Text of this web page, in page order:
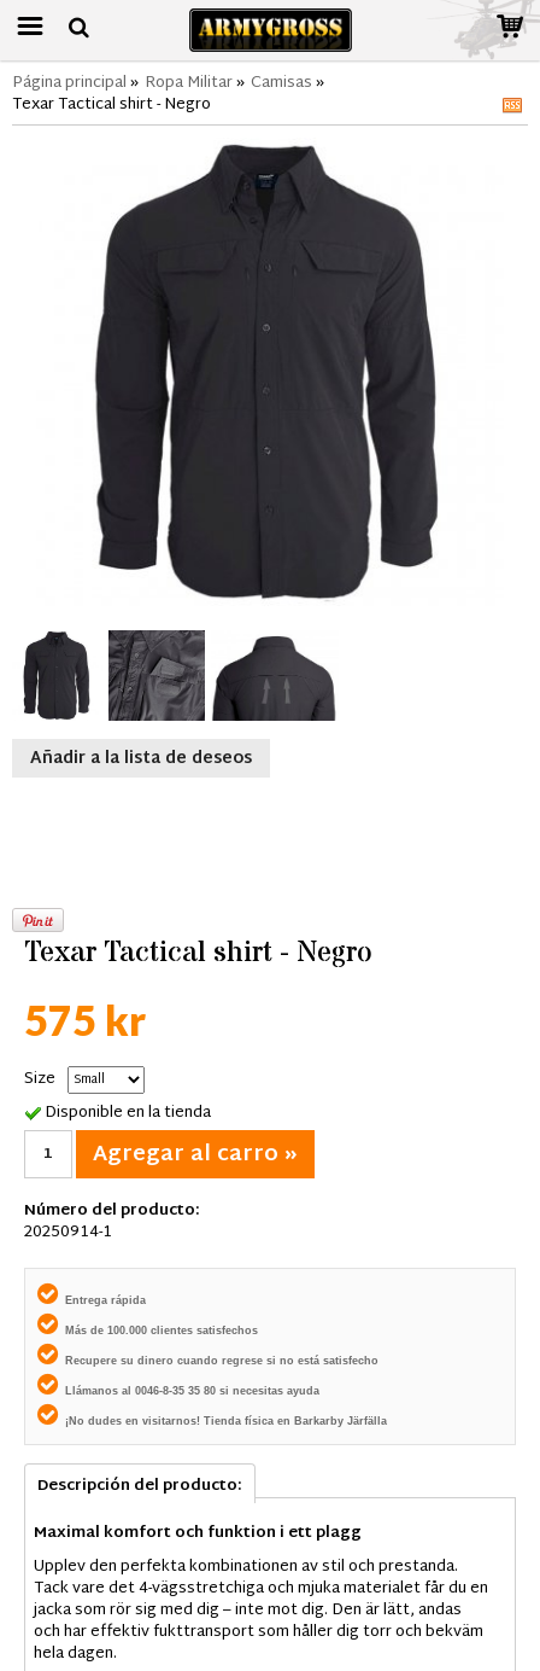
Página principal» Ropa Militar» Camisas»
Texar Tactical shirt - Negro
Añadir a la lista de deseos
Texar Tactical shirt - Negro
575 kr
Size
Disponible en la tienda
Agregar al carro »
Número del producto:
20250914-1
Entrega rápida
Más de 100.000 clientes satisfechos
Recupere su dinero cuando regrese si no está satisfecho
Llámanos al 0046-8-35 35 80 si necesitas ayuda
¡No dudes en visitarnos! Tienda física en Barkarby Järfälla
Descripción del producto:
Maximal komfort och funktion i ett plagg
Upplev den perfekta kombinationen av stil och prestanda.
Tack vare det 4-vägsstretchiga och mjuka materialet får du en
jacka som rör sig med dig – inte mot dig. Den är lätt, andas
och har effektiv fukttransport som håller dig torr och bekväm
hela dagen.